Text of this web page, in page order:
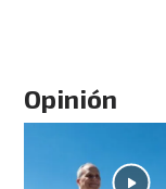
Opinión